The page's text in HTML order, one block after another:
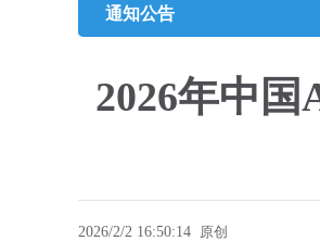
通知公告
2026年中
2026/2/2 16:50:14 原创